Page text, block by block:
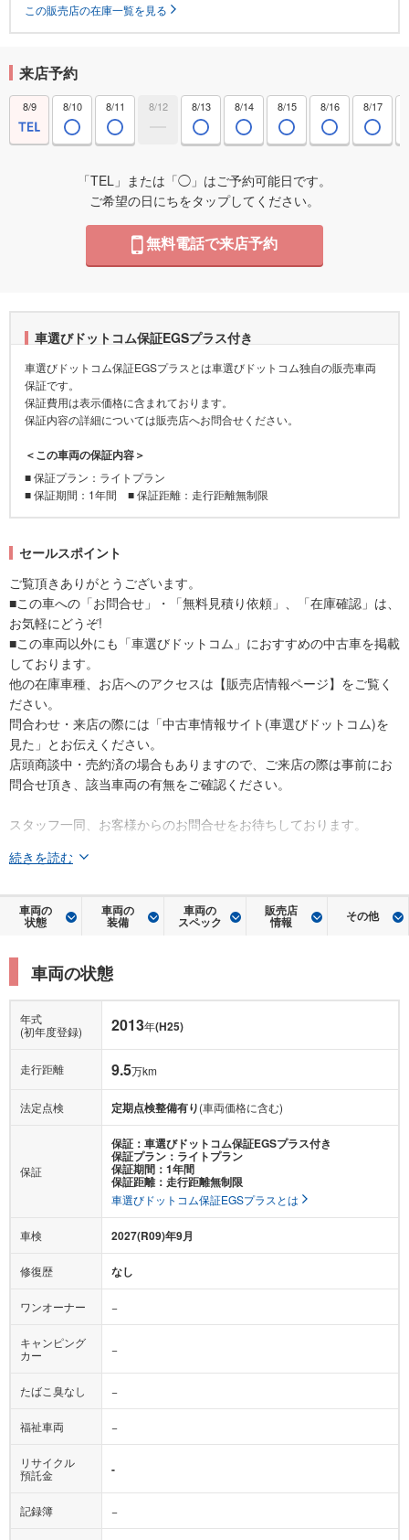
この販売店の在庫一覧を見る
来店予約
8/9 8/10 8/11 8/12 8/13 8/14 8/15 8/16 8/17
「TEL」または「◯」はご予約可能日です。
ご希望の日にちをタップしてください。
無料電話で来店予約
車選びドットコム保証EGSプラス付き
車選びドットコム保証EGSプラスとは車選びドットコム独自の販売車両
保証です。
保証費用は表示価格に含まれております。
保証内容の詳細については販売店へお問合せください。
＜この車両の保証内容＞
■ 保証プラン：ライトプラン
■ 保証期間：1年間 ■ 保証距離：走行距離無制限
セールスポイント
ご覧頂きありがとうございます。
■この車への「お問合せ」・「無料見積り依頼」、「在庫確認」は、
お気軽にどうぞ!
■この車両以外にも「車選びドットコム」におすすめの中古車を掲載
しております。
他の在庫車種、お店へのアクセスは【販売店情報ページ】をご覧く
ださい。
問合わせ・来店の際には「中古車情報サイト(車選びドットコム)を
見た」とお伝えください。
店頭商談中・売約済の場合もありますので、ご来店の際は事前にお
問合せ頂き、該当車両の有無をご確認ください。
スタッフ一同、お客様からのお問合せをお待ちしております。
続きを読む
車両の
状態
車両の
装備
車両の
スペック
販売店
情報 その他
車両の状態
年式
(初年度登録)
2013年(H25)
走行距離 9.5万km
法定点検 定期点検整備有り(車両価格に含む)
保証
保証：車選びドットコム保証EGSプラス付き
保証プラン：ライトプラン
保証期間：1年間
保証距離：走行距離無制限
車選びドットコム保証EGSプラスとは
車検 2027(R09)年9月
修復歴 なし
ワンオーナー −
キャンピング
カー
−
たばこ臭なし −
福祉車両 −
リサイクル
預託金
-
記録簿 −